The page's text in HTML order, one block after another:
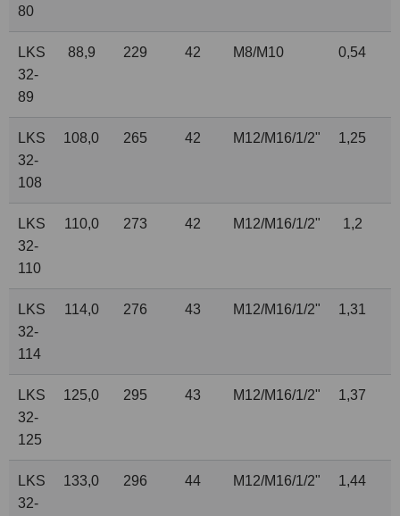
80
LKS
32-
89
88,9 229 42 M8/M10 0,54
LKS
32-
108
108,0 265 42 M12/M16/1/2" 1,25
LKS
32-
110
110,0 273 42 M12/M16/1/2" 1,2
LKS
32-
114
114,0 276 43 M12/M16/1/2" 1,31
LKS
32-
125
125,0 295 43 M12/M16/1/2" 1,37
LKS
32-
133,0 296 44 M12/M16/1/2" 1,44